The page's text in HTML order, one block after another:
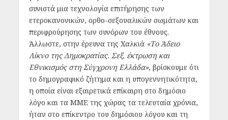
συνιστά μια τεχνολογία επιτήρησης των
ετεροκανονικών, ορθο-σεξουαλικών σωμάτων και
περιφρούρησης των συνόρων του έθνους.
Άλλωστε, στην έρευνα της Χαλκιά «Το Άδειο
Λίκνο της Δημοκρατίας. Σεξ, έκτρωση και
Εθνικισμός στη Σύγχρονη Ελλάδα», βρίσκουμε ότι
το δημογραφικό ζήτημα και η υπογεννητικότητα,
η οποία είναι εξαιρετικά επίκαιρη στο δημόσιο
λόγο και τα ΜΜΕ της χώρας τα τελευταία χρόνια,
ήταν στο επίκεντρο του δημόσιου λόγου και τη